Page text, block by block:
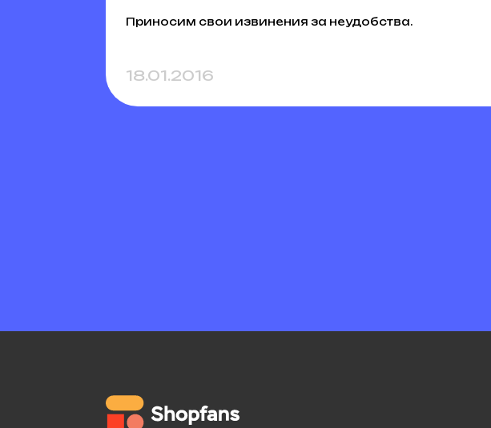
Приносим свои извинения за неудобства.
18.01.2016